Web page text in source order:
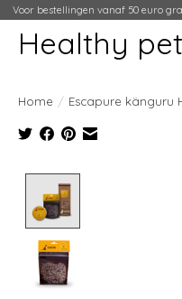
Voor bestellingen vanaf 50 euro
Healthy
Home / Escapure känguru